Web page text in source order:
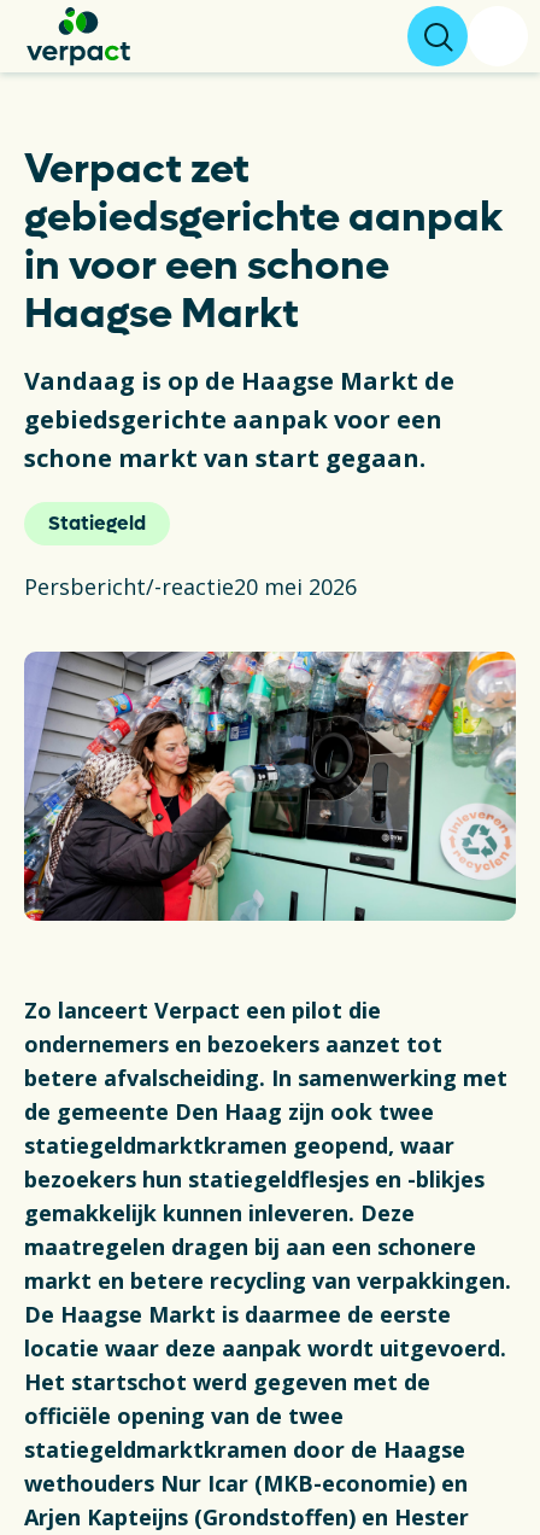
Over ons
Resultaten
Inzameling & Recycling
Actueel
Verpakkingencatalogus
Pers
Contact
Downloads
Deltaplan Circulaire Plastic
Verpakkingen
Financiën
VacaturesOpens in a new tab
Switch to English
Verpact zet
gebiedsgerichte aanpak
in voor een schone
Haagse Markt
Vandaag is op de Haagse Markt de
gebiedsgerichte aanpak voor een
schone markt van start gegaan.
Statiegeld
Persbericht/-reactie20 mei 2026
Zo lanceert Verpact een pilot die
ondernemers en bezoekers aanzet tot
betere afvalscheiding. In samenwerking met
de gemeente Den Haag zijn ook twee
statiegeldmarktkramen geopend, waar
bezoekers hun statiegeldflesjes en -blikjes
gemakkelijk kunnen inleveren. Deze
maatregelen dragen bij aan een schonere
markt en betere recycling van verpakkingen.
De Haagse Markt is daarmee de eerste
locatie waar deze aanpak wordt uitgevoerd.
Het startschot werd gegeven met de
officiële opening van de twee
statiegeldmarktkramen door de Haagse
wethouders Nur Icar (MKB-economie) en
Arjen Kapteijns (Grondstoffen) en Hester